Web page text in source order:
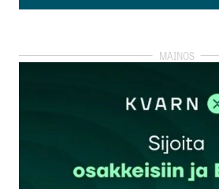
Lisää kommentti
rekisteröityä